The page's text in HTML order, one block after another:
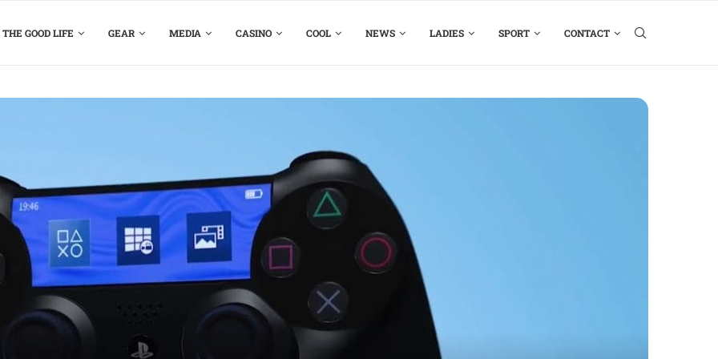
THE GOOD LIFE GEAR MEDIA CASINO COOL NEWS LADIES SPORT CONTACT